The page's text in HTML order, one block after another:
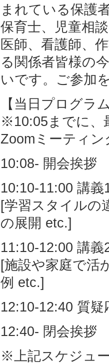
まれている保護
保育士、児童相
医師、看護師、
る関係者皆様の
いです。ご参加
【当日プログラ
※10:05までに、
Zoomミーティ
10:08- 開会挨拶
10:10-11:00 講義
[学習スタイルの
の展開 etc.]
11:10-12:00 講義
[施設や家庭で活
例 etc.]
12:10-12:40 質
12:40- 閉会挨拶
※上記スケジュ